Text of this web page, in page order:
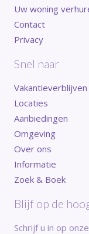
Uw woning
Contact
Privacy
Snel naar
Vakantieverblijven
Locaties
Aanbiedingen
Omgeving
Over ons
Informatie
Zoek & Boek
Blijf op de
Schrijf u in op